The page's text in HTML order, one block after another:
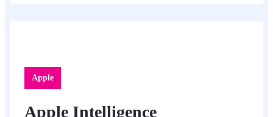
Apple
Apple Intelligence